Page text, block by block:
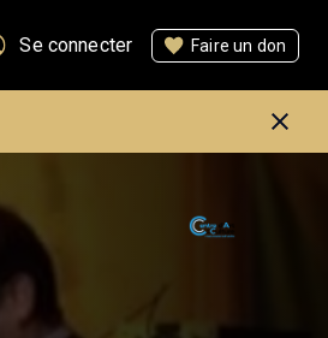
Se connecter Faire un don